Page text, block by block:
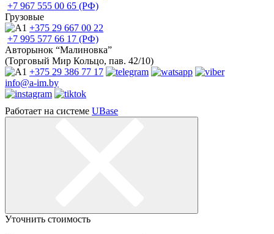
+7 967 555 00 65 (РФ)
Грузовые
+375 29 667 00 22
+7 995 577 66 17 (РФ)
Авторынок “Малиновка”
(Торговый Мир Кольцо, пав. 42/10)
+375 29 386 77 17
info@a-im.by
Работает на системе UBase
Уточнить стоимость